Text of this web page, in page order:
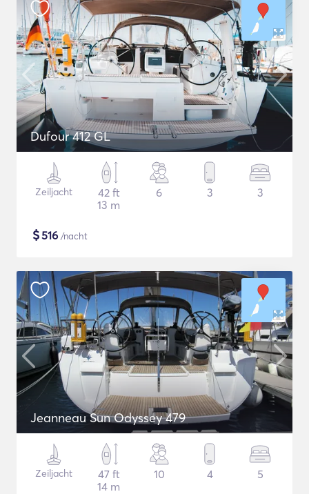
Dufour 412 GL
Zeiljacht
42 ft
13 m
6 3 3
$516 /nacht
Jeanneau Sun Odyssey 479
Zeiljacht
47 ft
14 m
10 4 5